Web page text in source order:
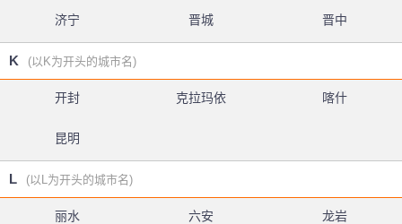
济宁 晋城 晋中
K (以K为开头的城市名)
开封 克拉玛依 喀什
昆明
L (以L为开头的城市名)
丽水 六安 龙岩